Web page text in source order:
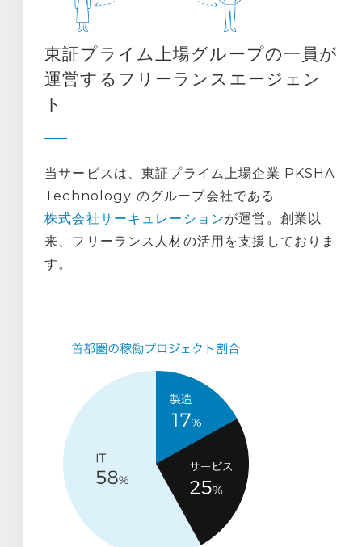
東証プライム上場グループの一員が
運営するフリーランスエージェン
ト
当サービスは、東証プライム上場企業 PKSHA
Technology のグループ会社である
株式会社サーキュレーションが運営。創業以
来、フリーランス人材の活用を支援しておりま
す。